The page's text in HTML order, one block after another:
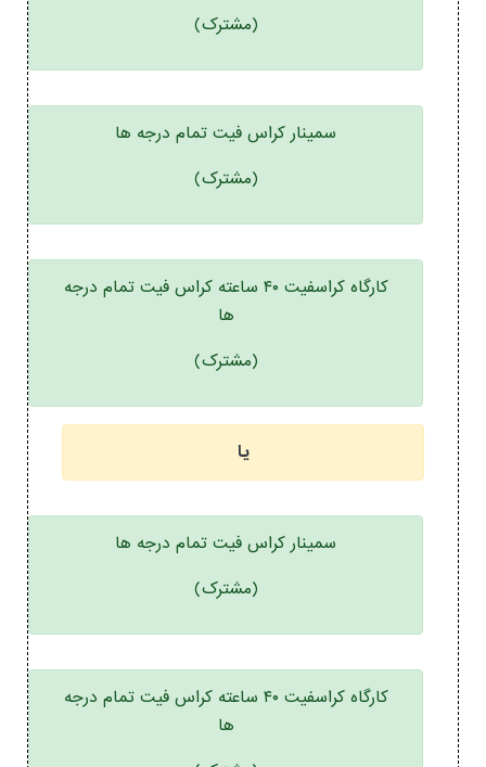
(مشترک)
سمینار کراس فیت تمام درجه ها
(مشترک)
کارگاه کراسفیت ۴۰ ساعته کراس فیت تمام درجه
ها
(مشترک)
یا
سمینار کراس فیت تمام درجه ها
(مشترک)
کارگاه کراسفیت ۴۰ ساعته کراس فیت تمام درجه
ها